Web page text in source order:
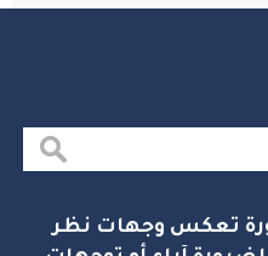
تعكس وجهات نظر